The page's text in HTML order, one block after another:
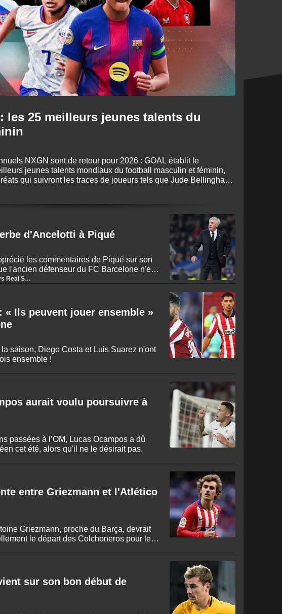
: les 25 meilleurs jeunes talents du
NXGN sont de retour pour 2026 : GOAL établit le
jeunes talents mondiaux du football masculin et féminin,
qui suivront les traces de joueurs tels que Jude Bellingham,
la planète.
d'Ancelotti à Piqué
les commentaires de Piqué sur son
l'ancien défenseur du FC Barcelone n'est
Real Madrid Femenino vs Real Sociedad
« Ils peuvent jouer ensemble »
saison, Diego Costa et Luis Suarez n'ont
ensemble !
aurait voulu poursuivre à
passées à l’OM, Lucas Ocampos a dû
cet été, alors qu'il ne le désirait pas.
entre Griezmann et l'Atlético
Griezmann, proche du Barça, devrait
le départ des Colchoneros pour les
sur son bon début de